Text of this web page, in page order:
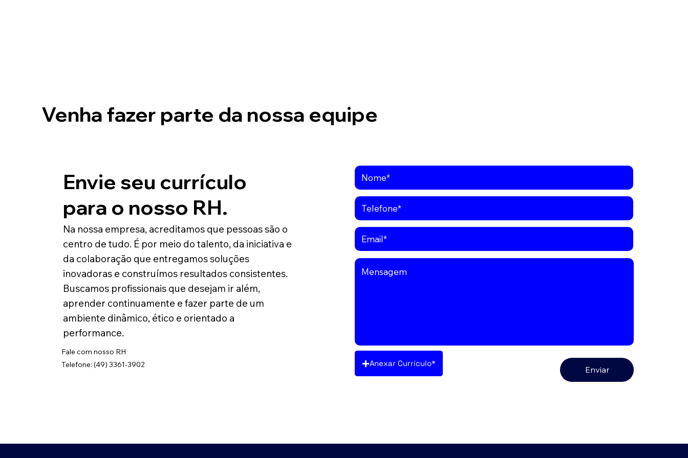
Venha fazer parte da nossa equipe
Envie seu currículo
para o nosso RH.
Na nossa empresa, acreditamos que pessoas são o
centro de tudo. É por meio do talento, da iniciativa e
da colaboração que entregamos soluções
inovadoras e construímos resultados consistentes.
Buscamos profissionais que desejam ir além,
aprender continuamente e fazer parte de um
ambiente dinâmico, ético e orientado a
performance.
Fale com nosso RH
Telefone: (49) 3361-3902
Anexar Currículo*
Enviar